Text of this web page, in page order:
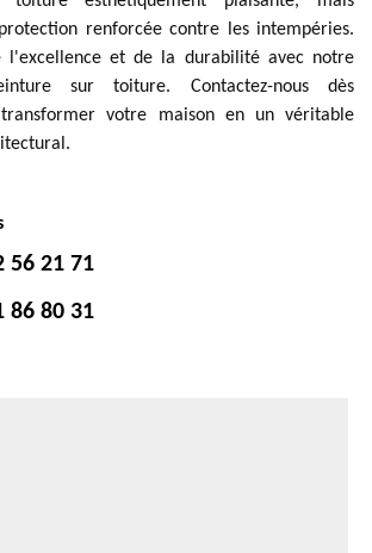
renforcée contre les intempéries.
l'excellence et de la durabilité avec notre
sur toiture. Contactez-nous dès
votre maison en un véritable
56 21 71
86 80 31